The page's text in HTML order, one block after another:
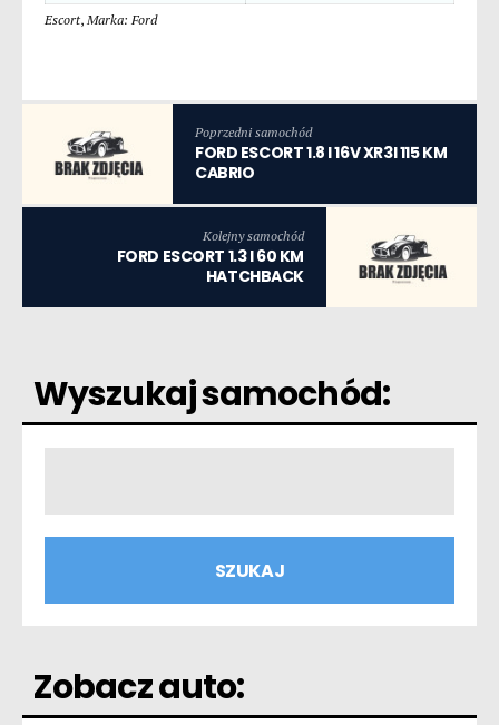
Escort, Marka: Ford
Poprzedni samochód
FORD ESCORT 1.8 I 16V XR3I 115 KM
CABRIO
Kolejny samochód
FORD ESCORT 1.3 I 60 KM
HATCHBACK
Wyszukaj samochód:
Zobacz auto: